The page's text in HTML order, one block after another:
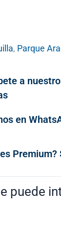
, Parque
a
en
puede